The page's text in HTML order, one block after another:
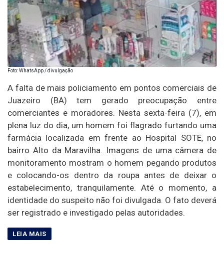
Foto: WhatsApp / divulgação
A falta de mais policiamento em pontos comerciais de
Juazeiro (BA) tem gerado preocupação entre
comerciantes e moradores. Nesta sexta-feira (7), em
plena luz do dia, um homem foi flagrado furtando uma
farmácia localizada em frente ao Hospital SOTE, no
bairro Alto da Maravilha. Imagens de uma câmera de
monitoramento mostram o homem pegando produtos
e colocando-os dentro da roupa antes de deixar o
estabelecimento, tranquilamente. Até o momento, a
identidade do suspeito não foi divulgada. O fato deverá
ser registrado e investigado pelas autoridades.